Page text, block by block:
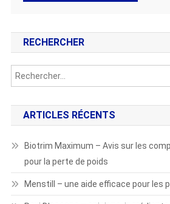
RECHERCHER
ARTICLES RÉCENTS
Biotrim Maximum – Avis sur les
pour la perte de poids
Menstill – une aide efficace pour les